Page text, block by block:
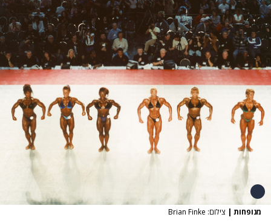
מנופחות | צילום: Brian Finke